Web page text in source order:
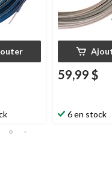
59,99 $
6 en stock